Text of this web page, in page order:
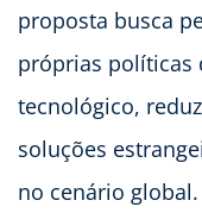
proposta busca
próprias políticas
tecnológico,
soluções
no cenário global.